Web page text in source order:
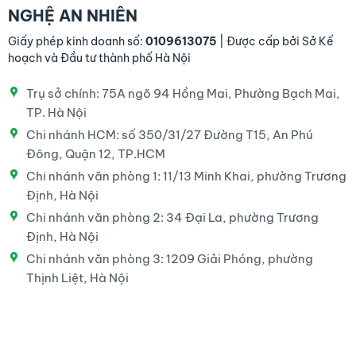
NGHỆ AN NHIÊN
Giấy phép kinh doanh số: 0109613075 | Được cấp bởi Sở Kế
hoạch và Đầu tư thành phố Hà Nội
Trụ sở chính: 75A ngõ 94 Hồng Mai, Phường Bạch Mai,
TP. Hà Nội
Chi nhánh HCM: số 350/31/27 Đường T15, An Phú
Đông, Quận 12, TP.HCM
Chi nhánh văn phòng 1: 11/13 Minh Khai, phường Trương
Định, Hà Nội
Chi nhánh văn phòng 2: 34 Đại La, phường Trương
Định, Hà Nội
Chi nhánh văn phòng 3: 1209 Giải Phóng, phường
Thịnh Liệt, Hà Nội